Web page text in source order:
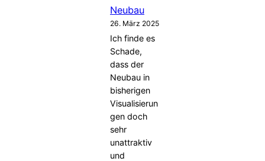
Neubau
26. März 2025
Ich finde es
Schade,
dass der
Neubau in
bisherigen
Visualisierun
gen doch
sehr
unattraktiv
und